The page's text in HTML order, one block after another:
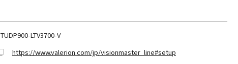
LTV3700-V
https://www.valerion.com/jp/visionmaster_line#setup